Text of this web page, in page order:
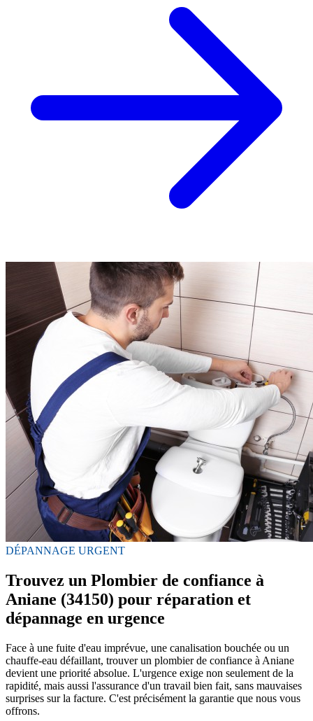
DÉPANNAGE URGENT
Trouvez un Plombier de confiance à
Aniane (34150) pour réparation et
dépannage en urgence
Face à une fuite d'eau imprévue, une canalisation bouchée ou un
chauffe-eau défaillant, trouver un plombier de confiance à Aniane
devient une priorité absolue. L'urgence exige non seulement de la
rapidité, mais aussi l'assurance d'un travail bien fait, sans mauvaises
surprises sur la facture. C'est précisément la garantie que nous vous
offrons.